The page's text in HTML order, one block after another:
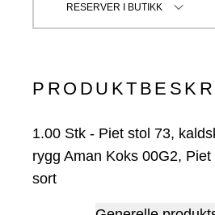
RESERVER I BUTIKK
1.00 Stk - Piet stol 73,
rygg Aman Koks 00G2,
sort